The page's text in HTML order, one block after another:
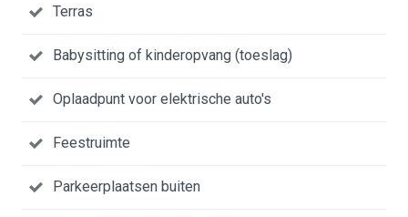
Terras
Babysitting of kinderopvang (toeslag)
Oplaadpunt voor elektrische auto's
Feestruimte
Parkeerplaatsen buiten